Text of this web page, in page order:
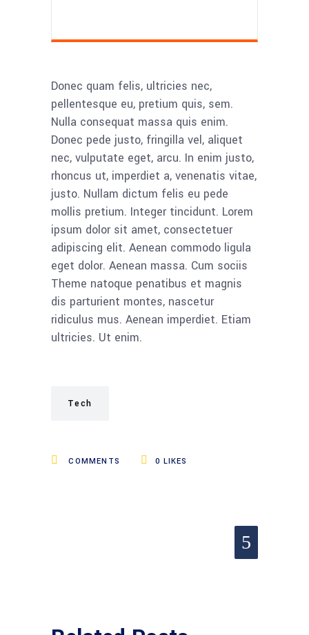
Donec quam felis, ultricies nec,
pellentesque eu, pretium quis, sem.
Nulla consequat massa quis enim.
Donec pede justo, fringilla vel, aliquet
nec, vulputate eget, arcu. In enim justo,
rhoncus ut, imperdiet a, venenatis vitae,
justo. Nullam dictum felis eu pede
mollis pretium. Integer tincidunt. Lorem
ipsum dolor sit amet, consectetuer
adipiscing elit. Aenean commodo ligula
eget dolor. Aenean massa. Cum sociis
Theme natoque penatibus et magnis
dis parturient montes, nascetur
ridiculus mus. Aenean imperdiet. Etiam
ultricies. Ut enim.
Tech
COMMENTS 0 LIKES